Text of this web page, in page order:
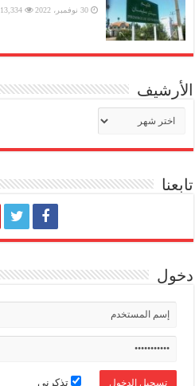
30 نوفمبر، 2022 13,334
الأرشيف
الأرشيف
تابعنا
دخول
تذكرني